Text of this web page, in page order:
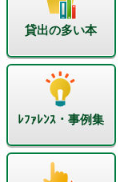
貸出の多い本
ﾚﾌｧﾚﾝｽ・事例集